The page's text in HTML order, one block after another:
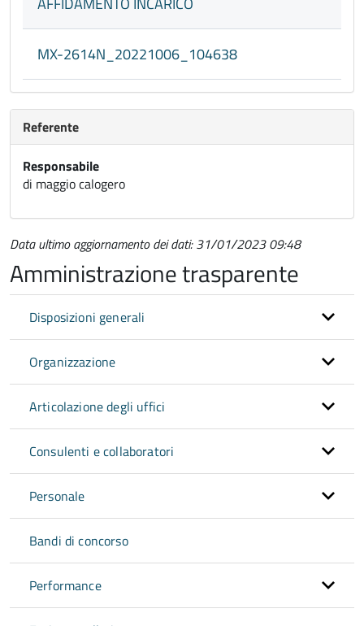
MX-2614N_20221006_104638
Referente
Responsabile
di maggio calogero
Data ultimo aggiornamento dei dati: 31/01/2023 09:48
Amministrazione trasparente
Disposizioni generali
Organizzazione
Articolazione degli uffici
Consulenti e collaboratori
Personale
Bandi di concorso
Performance